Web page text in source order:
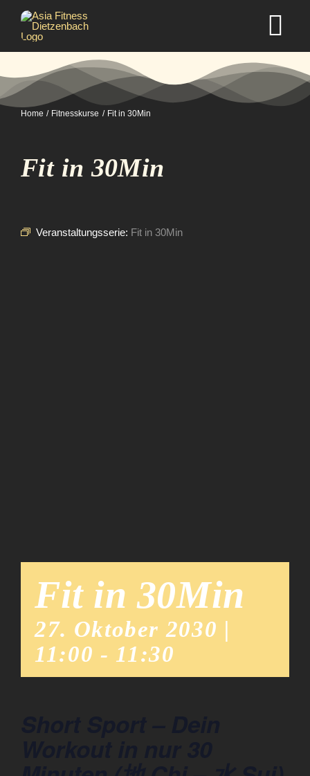
Inhalt
springen
Selbstverteidigung
Home Fitnesskurse Fit in 30Min
Fit in 30Min
Veranstaltungsserie: Fit in 30Min
Fit in 30Min
27. Oktober 2030 |
11:00 - 11:30